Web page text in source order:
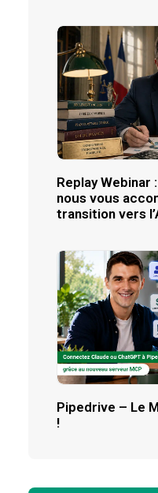
Replay Webinar
nous vous
transition vers
Pipedrive – Le
!